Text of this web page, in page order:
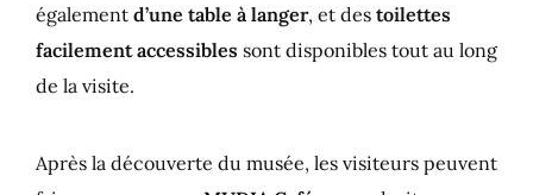
également d’une table à langer, et des toilettes
facilement accessibles sont disponibles tout au long
de la visite.
Après la découverte du musée, les visiteurs peuvent